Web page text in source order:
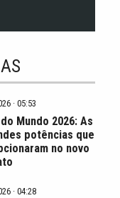
· 05:53
Mundo 2026: As
potências que
no novo
· 04:28